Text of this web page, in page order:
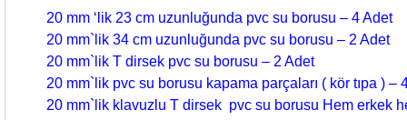
20 mm ‘lik 23 cm uzunluğunda pvc su borusu – 4 Adet
20 mm`lik 34 cm uzunluğunda pvc su borusu – 2 Adet
20 mm`lik T dirsek pvc su borusu – 2 Adet
20 mm`lik pvc su borusu kapama parçaları ( kör tıpa ) –
20 mm`lik klavuzlu T dirsek pvc su borusu Hem erkek